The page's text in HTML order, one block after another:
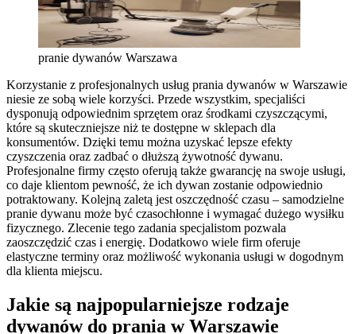
pranie dywanów Warszawa
Korzystanie z profesjonalnych usług prania dywanów w Warszawie
niesie ze sobą wiele korzyści. Przede wszystkim, specjaliści
dysponują odpowiednim sprzętem oraz środkami czyszczącymi,
które są skuteczniejsze niż te dostępne w sklepach dla
konsumentów. Dzięki temu można uzyskać lepsze efekty
czyszczenia oraz zadbać o dłuższą żywotność dywanu.
Profesjonalne firmy często oferują także gwarancję na swoje usługi,
co daje klientom pewność, że ich dywan zostanie odpowiednio
potraktowany. Kolejną zaletą jest oszczędność czasu – samodzielne
pranie dywanu może być czasochłonne i wymagać dużego wysiłku
fizycznego. Zlecenie tego zadania specjalistom pozwala
zaoszczędzić czas i energię. Dodatkowo wiele firm oferuje
elastyczne terminy oraz możliwość wykonania usługi w dogodnym
dla klienta miejscu.
Jakie są najpopularniejsze rodzaje
dywanów do prania w Warszawie